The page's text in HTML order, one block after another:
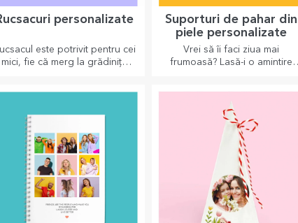
jocurile de cuvinte și rimele
pline de însemnătate.
magneți sunt cadouri foarte
apreciate. Alege cele mai dragi
poze și oferă cadouri originale.
Rucsacuri personalizate
Suporturi de pahar din
piele personalizate